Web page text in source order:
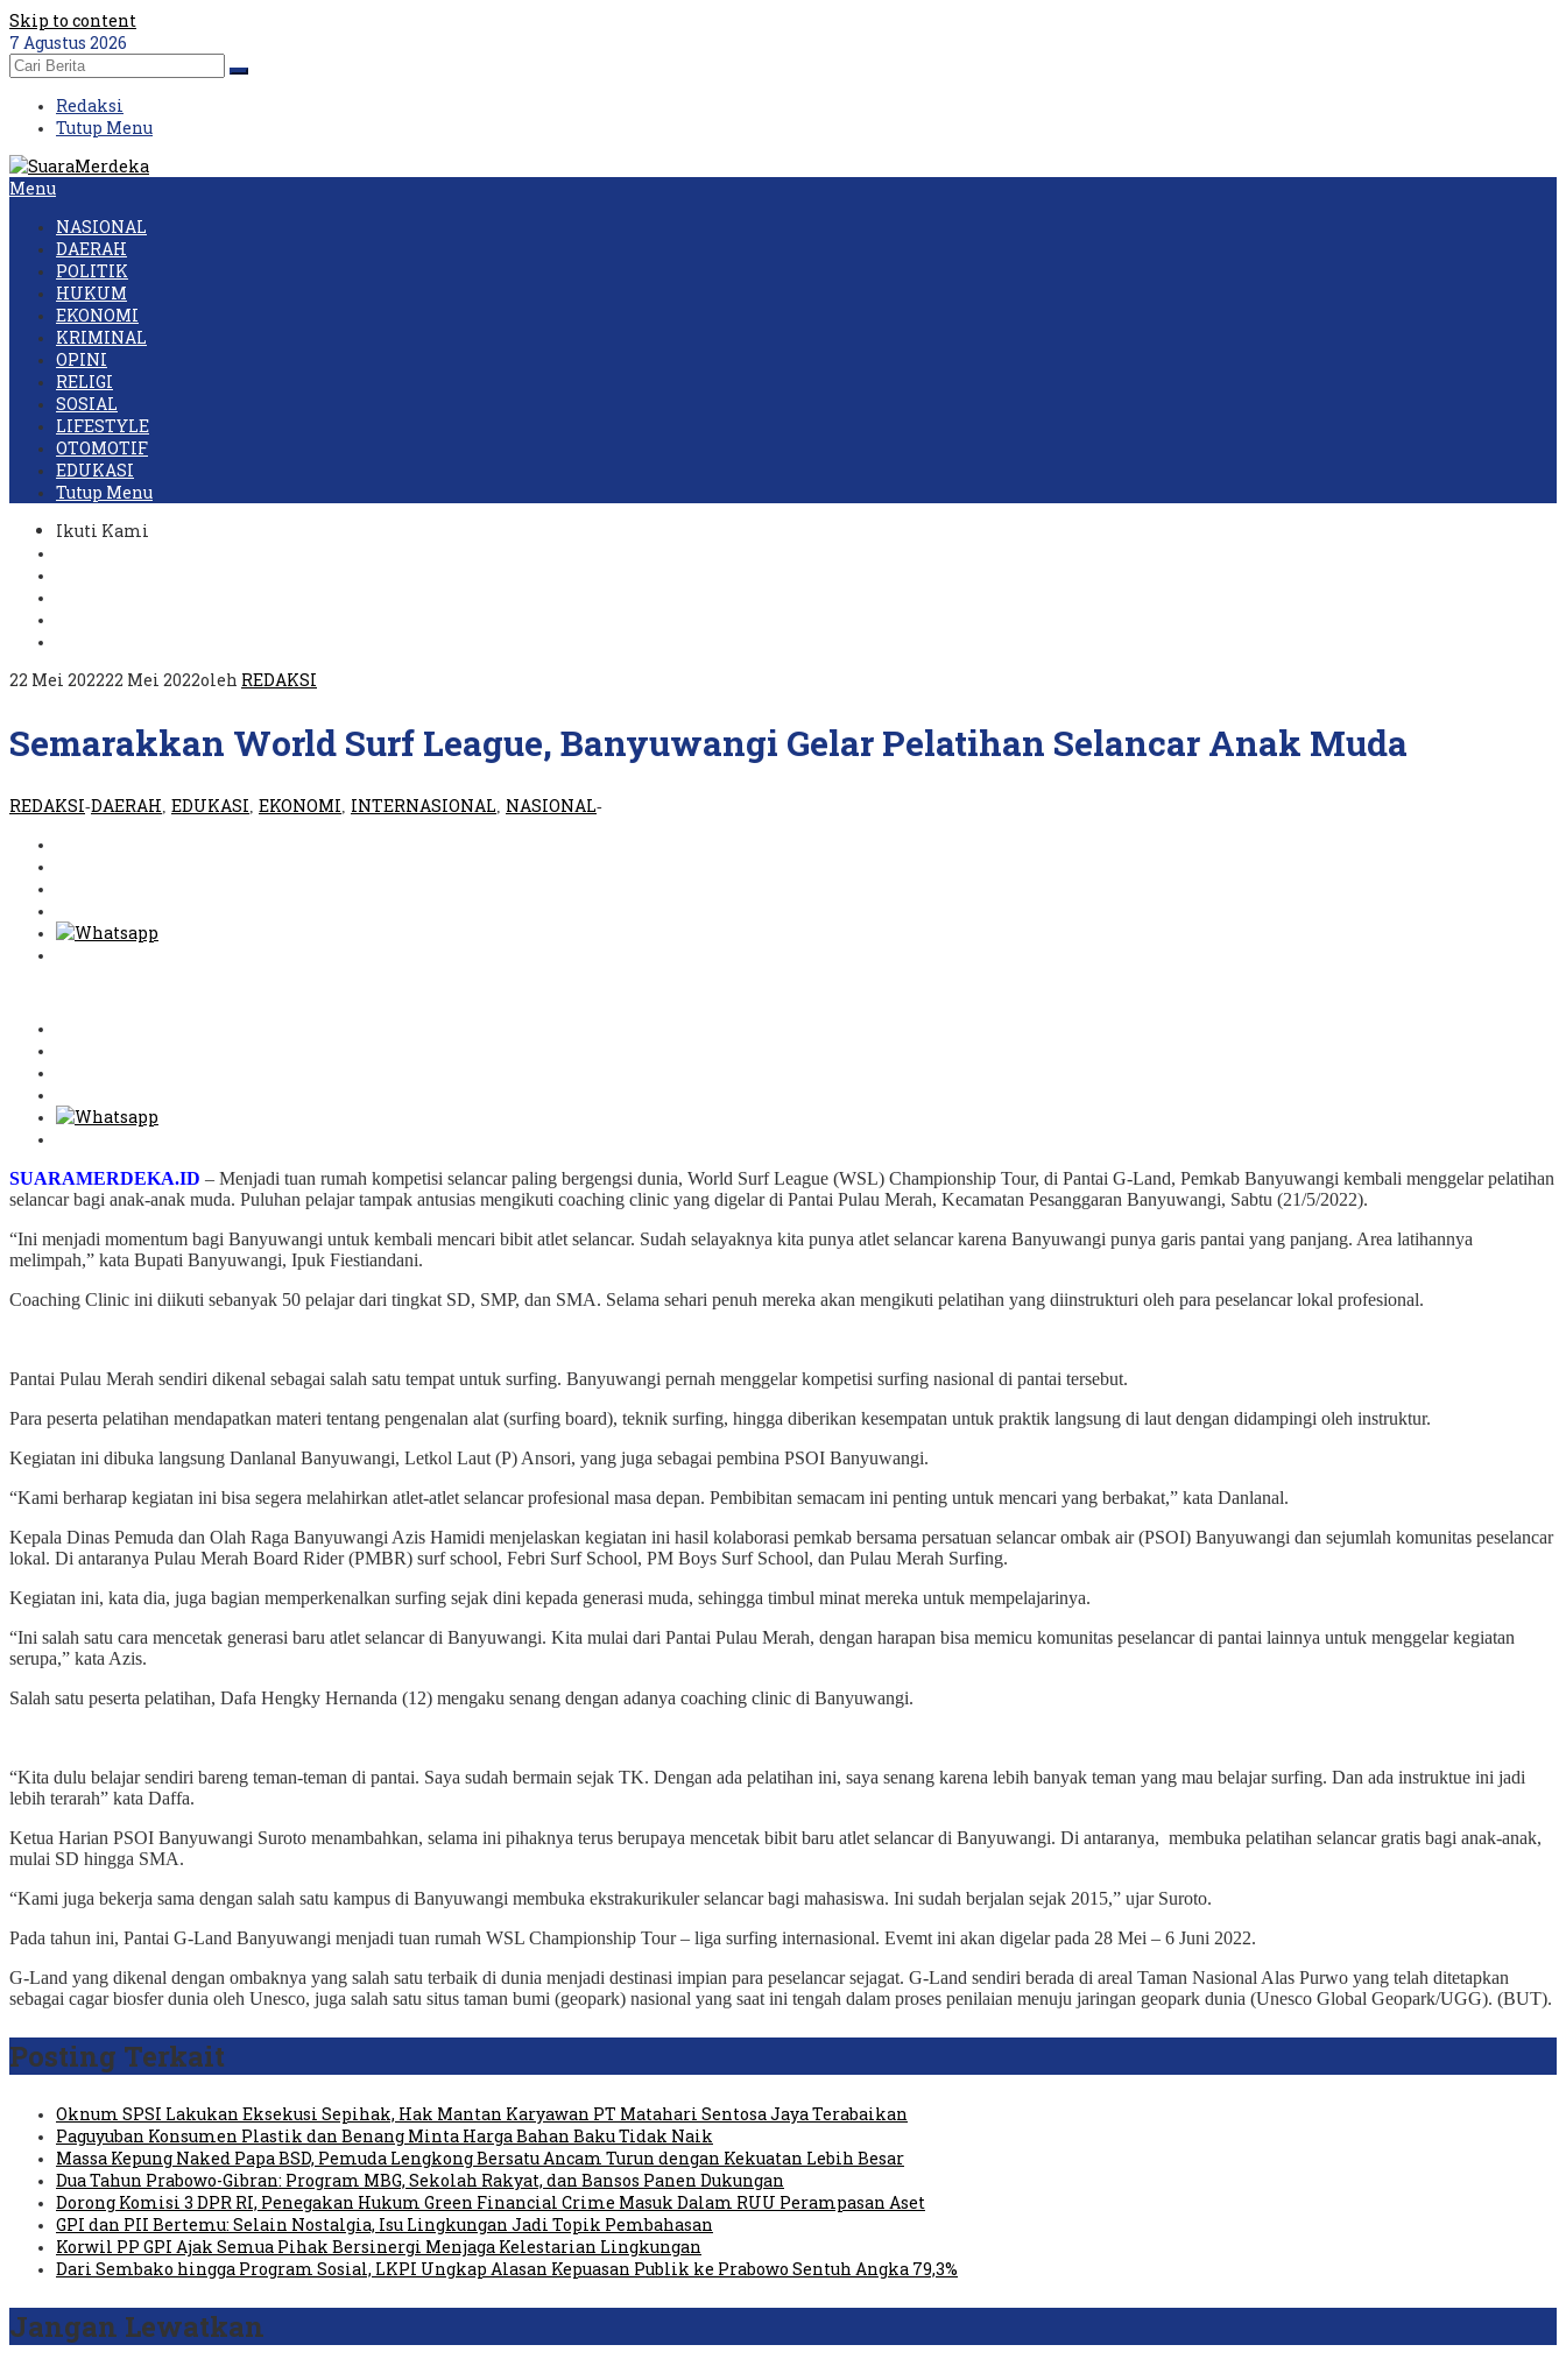
Skip to content
7 Agustus 2026
Redaksi
Tutup Menu
Menu
NASIONAL
DAERAH
POLITIK
HUKUM
EKONOMI
KRIMINAL
OPINI
RELIGI
SOSIAL
LIFESTYLE
OTOMOTIF
EDUKASI
Tutup Menu
Ikuti Kami
22 Mei 202222 Mei 2022oleh REDAKSI
Semarakkan World Surf League, Banyuwangi Gelar Pelatihan Selancar Anak Muda
REDAKSI-DAERAH EDUKASI EKONOMI INTERNASIONAL NASIONAL-
SUARAMERDEKA.ID – Menjadi tuan rumah kompetisi selancar paling bergengsi dunia, World Surf League (WSL) Championship Tour, di Pantai G-Land, Pemkab Banyuwangi kembali menggelar pelatihan
selancar bagi anak-anak muda. Puluhan pelajar tampak antusias mengikuti coaching clinic yang digelar di Pantai Pulau Merah, Kecamatan Pesanggaran Banyuwangi, Sabtu (21/5/2022).
“Ini menjadi momentum bagi Banyuwangi untuk kembali mencari bibit atlet selancar. Sudah selayaknya kita punya atlet selancar karena Banyuwangi punya garis pantai yang panjang. Area latihannya
melimpah,” kata Bupati Banyuwangi, Ipuk Fiestiandani.
Coaching Clinic ini diikuti sebanyak 50 pelajar dari tingkat SD, SMP, dan SMA. Selama sehari penuh mereka akan mengikuti pelatihan yang diinstrukturi oleh para peselancar lokal profesional.
Pantai Pulau Merah sendiri dikenal sebagai salah satu tempat untuk surfing. Banyuwangi pernah menggelar kompetisi surfing nasional di pantai tersebut.
Para peserta pelatihan mendapatkan materi tentang pengenalan alat (surfing board), teknik surfing, hingga diberikan kesempatan untuk praktik langsung di laut dengan didampingi oleh instruktur.
Kegiatan ini dibuka langsung Danlanal Banyuwangi, Letkol Laut (P) Ansori, yang juga sebagai pembina PSOI Banyuwangi.
“Kami berharap kegiatan ini bisa segera melahirkan atlet-atlet selancar profesional masa depan. Pembibitan semacam ini penting untuk mencari yang berbakat,” kata Danlanal.
Kepala Dinas Pemuda dan Olah Raga Banyuwangi Azis Hamidi menjelaskan kegiatan ini hasil kolaborasi pemkab bersama persatuan selancar ombak air (PSOI) Banyuwangi dan sejumlah komunitas peselancar
lokal. Di antaranya Pulau Merah Board Rider (PMBR) surf school, Febri Surf School, PM Boys Surf School, dan Pulau Merah Surfing.
Kegiatan ini, kata dia, juga bagian memperkenalkan surfing sejak dini kepada generasi muda, sehingga timbul minat mereka untuk mempelajarinya.
“Ini salah satu cara mencetak generasi baru atlet selancar di Banyuwangi. Kita mulai dari Pantai Pulau Merah, dengan harapan bisa memicu komunitas peselancar di pantai lainnya untuk menggelar kegiatan
serupa,” kata Azis.
Salah satu peserta pelatihan, Dafa Hengky Hernanda (12) mengaku senang dengan adanya coaching clinic di Banyuwangi.
“Kita dulu belajar sendiri bareng teman-teman di pantai. Saya sudah bermain sejak TK. Dengan ada pelatihan ini, saya senang karena lebih banyak teman yang mau belajar surfing. Dan ada instruktue ini jadi
lebih terarah” kata Daffa.
Ketua Harian PSOI Banyuwangi Suroto menambahkan, selama ini pihaknya terus berupaya mencetak bibit baru atlet selancar di Banyuwangi. Di antaranya, membuka pelatihan selancar gratis bagi anak-anak,
mulai SD hingga SMA.
“Kami juga bekerja sama dengan salah satu kampus di Banyuwangi membuka ekstrakurikuler selancar bagi mahasiswa. Ini sudah berjalan sejak 2015,” ujar Suroto.
Pada tahun ini, Pantai G-Land Banyuwangi menjadi tuan rumah WSL Championship Tour – liga surfing internasional. Evemt ini akan digelar pada 28 Mei – 6 Juni 2022.
G-Land yang dikenal dengan ombaknya yang salah satu terbaik di dunia menjadi destinasi impian para peselancar sejagat. G-Land sendiri berada di areal Taman Nasional Alas Purwo yang telah ditetapkan
sebagai cagar biosfer dunia oleh Unesco, juga salah satu situs taman bumi (geopark) nasional yang saat ini tengah dalam proses penilaian menuju jaringan geopark dunia (Unesco Global Geopark/UGG). (BUT).
Posting Terkait
Oknum SPSI Lakukan Eksekusi Sepihak, Hak Mantan Karyawan PT Matahari Sentosa Jaya Terabaikan
Paguyuban Konsumen Plastik dan Benang Minta Harga Bahan Baku Tidak Naik
Massa Kepung Naked Papa BSD, Pemuda Lengkong Bersatu Ancam Turun dengan Kekuatan Lebih Besar
Dua Tahun Prabowo-Gibran: Program MBG, Sekolah Rakyat, dan Bansos Panen Dukungan
Dorong Komisi 3 DPR RI, Penegakan Hukum Green Financial Crime Masuk Dalam RUU Perampasan Aset
GPI dan PII Bertemu: Selain Nostalgia, Isu Lingkungan Jadi Topik Pembahasan
Korwil PP GPI Ajak Semua Pihak Bersinergi Menjaga Kelestarian Lingkungan
Dari Sembako hingga Program Sosial, LKPI Ungkap Alasan Kepuasan Publik ke Prabowo Sentuh Angka 79,3%
Jangan Lewatkan